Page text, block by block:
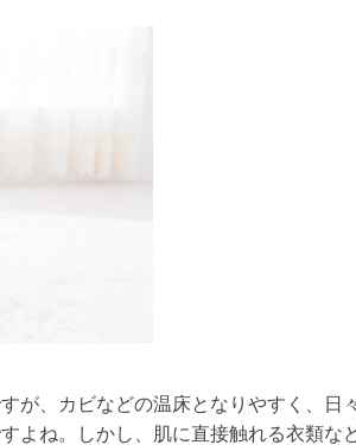
が、カビなどの温床となりやすく、日
よね。しかし、肌に直接触れる衣類な